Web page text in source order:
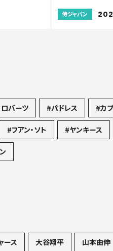
侍ジャパン
ロバーツ #パドレス #カ
#フアン・ソト #ヤンキース
ース 大谷翔平 山本由伸